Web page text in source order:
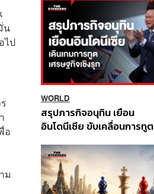
น
ไป
อ
ม
WORLD
สรุปภารกิจอนุทิน เยือน
อินโดนีเซีย ขับเคลื่อนการทูต
ส่วนยุทธศาสตร์ไทย –
อินโดนีเซีย